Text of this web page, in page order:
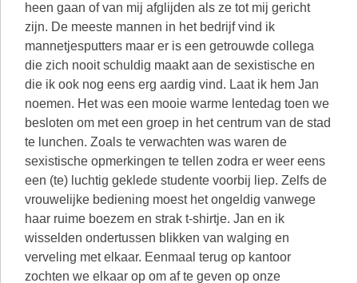
heen gaan of van mij afglijden als ze tot mij gericht
zijn. De meeste mannen in het bedrijf vind ik
mannetjesputters maar er is een getrouwde collega
die zich nooit schuldig maakt aan de sexistische en
die ik ook nog eens erg aardig vind. Laat ik hem Jan
noemen. Het was een mooie warme lentedag toen we
besloten om met een groep in het centrum van de stad
te lunchen. Zoals te verwachten was waren de
sexistische opmerkingen te tellen zodra er weer eens
een (te) luchtig geklede studente voorbij liep. Zelfs de
vrouwelijke bediening moest het ongeldig vanwege
haar ruime boezem en strak t-shirtje. Jan en ik
wisselden ondertussen blikken van walging en
verveling met elkaar. Eenmaal terug op kantoor
zochten we elkaar op om af te geven op onze